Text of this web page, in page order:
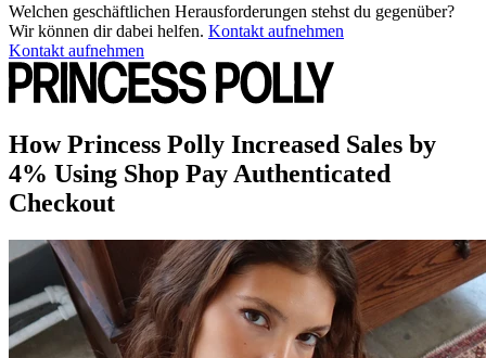
Welchen geschäftlichen Herausforderungen stehst du gegenüber?
Wir können dir dabei helfen. Kontakt aufnehmen
Kontakt aufnehmen
How Princess Polly Increased Sales by
4% Using Shop Pay Authenticated
Checkout